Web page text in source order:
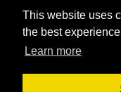
This website uses
the best
Learn more
Kontaktirajte
INDIKATOR